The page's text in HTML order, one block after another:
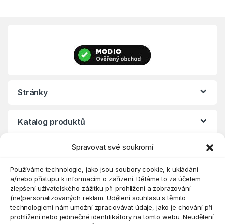
Spravovat své soukromí
Používáme technologie, jako jsou soubory cookie, k ukládání
a/nebo přístupu k informacím o zařízení. Děláme to za účelem
zlepšení uživatelského zážitku při prohlížení a zobrazování
(ne)personalizovaných reklam. Udělení souhlasu s těmito
technologiemi nám umožní zpracovávat údaje, jako je chování při
prohlížení nebo jedinečné identifikátory na tomto webu. Neudělení
Stránky
Katalog produktů